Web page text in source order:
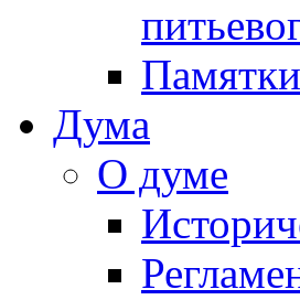
Дума
О думе